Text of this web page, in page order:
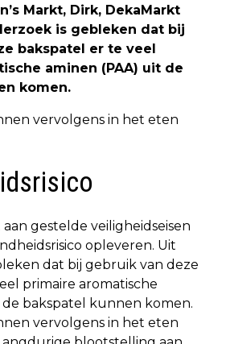
Markt, Dirk, DekaMarkt
is gebleken dat bij
bakspatel er te veel
aminen (PAA) uit de
komen.
vervolgens in het eten
gestelde veiligheidseisen
opleveren. Uit
dat bij gebruik van deze
primaire aromatische
de bakspatel kunnen komen.
vervolgens in het eten